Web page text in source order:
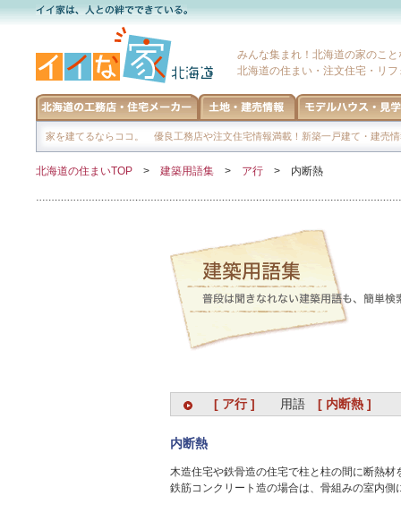
みんな集まれ！北海道の家のこ
北海道の住まい・注文住宅・リ
家を建てるならココ。 優良工務店や注文住宅情報満載！新築一戸建て・建売
北海道の住まいTOP > 建築用語集 > ア行 > 内断熱
[ ア行 ] 用語 [ 内断熱 ]
内断熱
木造住宅や鉄骨造の住宅で柱と柱の間に断熱
鉄筋コンクリート造の場合は、骨組みの室内